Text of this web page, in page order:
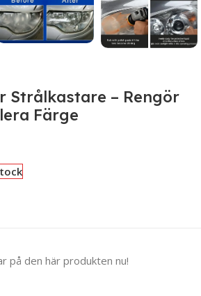
Strålkastare – Rengör
Färge
på den här produkten nu!